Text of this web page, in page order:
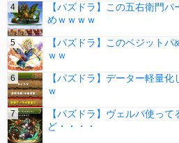
【パズドラ】この五右衛門
めｗｗｗｗ
【パズドラ】このベジット
ｗｗ
【パズドラ】データー軽量
ｗ
【パズドラ】ヴェルパ使っ
ど・・・・